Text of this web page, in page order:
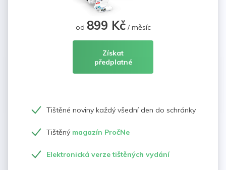
od 899 Kč/ měsíc
Získat
předplatné
Tištěné noviny každý všední den do schránky
Tištěný magazín PročNe
Elektronická verze tištěných vydání